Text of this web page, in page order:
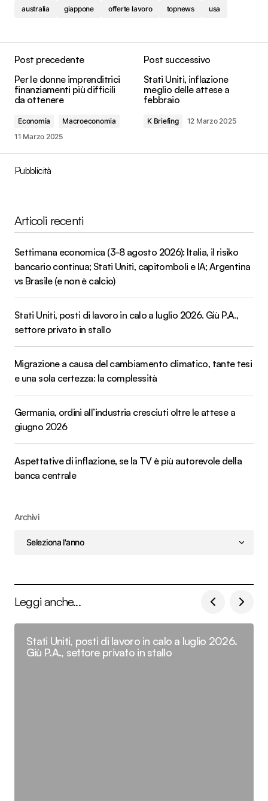
australia giappone offerte lavoro topnews usa
Post precedente
Per le donne imprenditrici
finanziamenti più difficili
da ottenere
Economia
Macroeconomia
11 Marzo 2025
Post successivo
Stati Uniti, inflazione
meglio delle attese a
febbraio
K Briefing 12 Marzo 2025
Pubblicità
Articoli recenti
Settimana economica (3-8 agosto 2026): Italia, il risiko
bancario continua; Stati Uniti, capitomboli e IA; Argentina
vs Brasile (e non è calcio)
Stati Uniti, posti di lavoro in calo a luglio 2026. Giù P.A.,
settore privato in stallo
Migrazione a causa del cambiamento climatico, tante tesi
e una sola certezza: la complessità
Germania, ordini all’industria cresciuti oltre le attese a
giugno 2026
Aspettative di inflazione, se la TV è più autorevole della
banca centrale
Archivi
Leggi anche...
Stati Uniti, posti di lavoro in calo a luglio 2026.
Giù P.A., settore privato in stallo